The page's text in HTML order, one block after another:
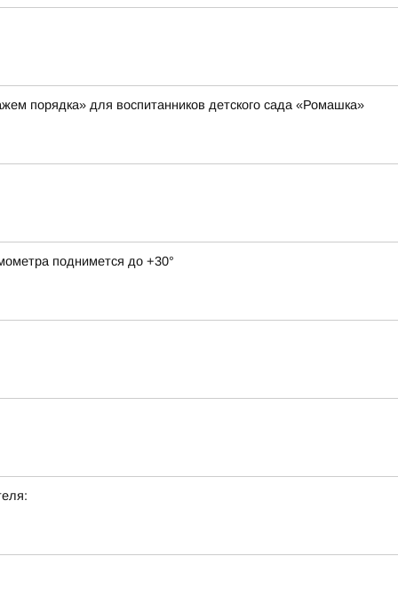
порядка» для воспитанников детского сада «Ромашка»
поднимется до +30°